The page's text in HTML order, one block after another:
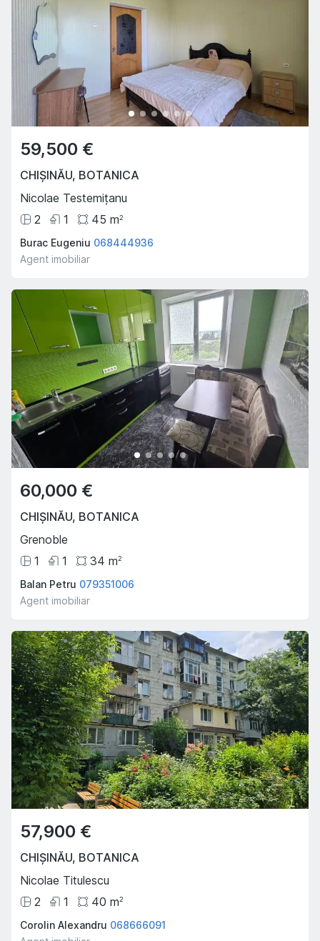
59,500 €
CHIȘINĂU, BOTANICA
Nicolae Testemițanu
2
1 45 m2
Burac Eugeniu 068444936
Agent imobiliar
60,000 €
CHIȘINĂU, BOTANICA
Grenoble
1
1 34 m2
Balan Petru 079351006
Agent imobiliar
57,900 €
CHIȘINĂU, BOTANICA
Nicolae Titulescu
2
1 40 m2
Corolin Alexandru 068666091